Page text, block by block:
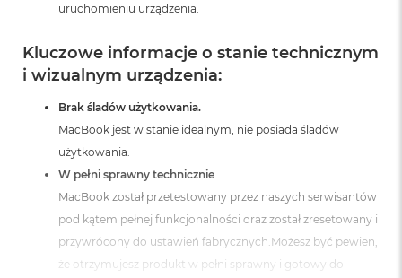
uruchomieniu urządzenia.
Kluczowe informacje o stanie technicznym
i wizualnym urządzenia:
Brak śladów użytkowania.
MacBook jest w stanie idealnym, nie posiada śladów
użytkowania.
W pełni sprawny technicznie
MacBook został przetestowany przez naszych serwisantów
pod kątem pełnej funkcjonalności oraz został zresetowany i
przywrócony do ustawień fabrycznych.Możesz być pewien,
że otrzymujesz produkt w pełni sprawny i gotowy do